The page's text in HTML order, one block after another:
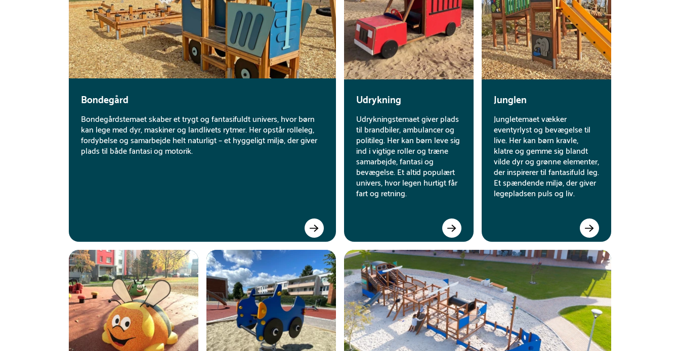
Bondegård
Bondegårdstemaet skaber et trygt og fantasifuldt univers, hvor børn
kan lege med dyr, maskiner og landlivets rytmer. Her opstår rolleleg,
fordybelse og samarbejde helt naturligt – et hyggeligt miljø, der giver
plads til både fantasi og motorik.
Udrykning
Udrykningstemaet giver plads
til brandbiler, ambulancer og
politileg. Her kan børn leve sig
ind i vigtige roller og træne
samarbejde, fantasi og
bevægelse. Et altid populært
univers, hvor legen hurtigt får
fart og retning.
Junglen
Jungletemaet vækker
eventyrlyst og bevægelse til
live. Her kan børn kravle,
klatre og gemme sig blandt
vilde dyr og grønne elementer,
der inspirerer til fantasifuld leg.
Et spændende miljø, der giver
legepladsen puls og liv.